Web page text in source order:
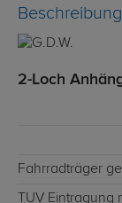
2-Loch
Fahrradträger
TÜV Eintragung